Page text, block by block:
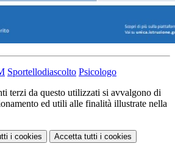
Sportellodiascolto Psicologo
terzi da questo utilizzati si avvalgono di
ed utili alle finalità illustrate nella
i cookies Accetta tutti i cookies